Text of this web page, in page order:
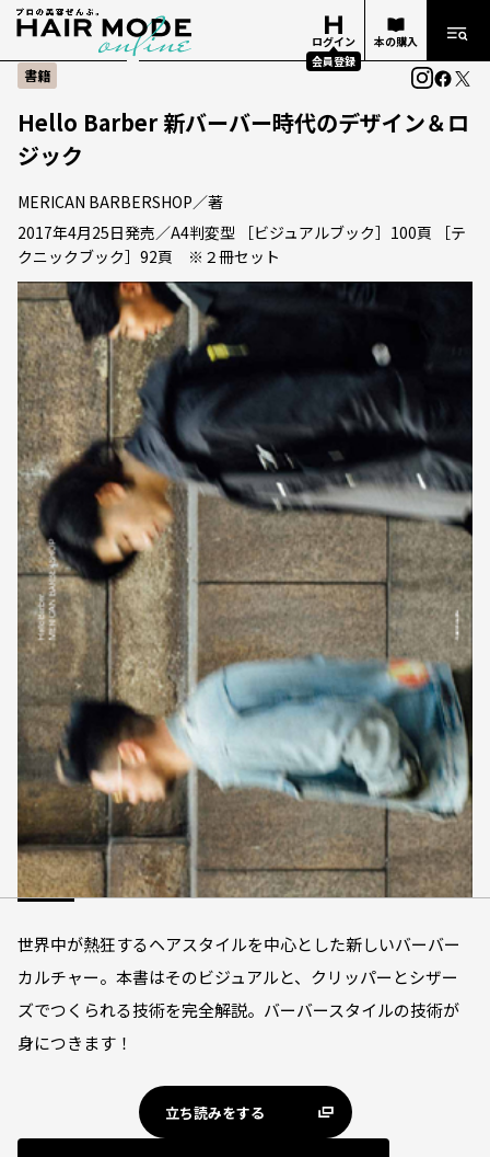
ログイン
会員登録
本の購入
書籍
Hello Barber 新バーバー時代のデザイン＆ロ
ジック
MERICAN BARBERSHOP／著
2017年4月25日発売／A4判変型 ［ビジュアルブック］100頁 ［テ
クニックブック］92頁 ※２冊セット
世界中が熱狂するヘアスタイルを中心とした新しいバーバー
カルチャー。本書はそのビジュアルと、クリッパーとシザー
ズでつくられる技術を完全解説。バーバースタイルの技術が
身につきます！
立ち読みをする